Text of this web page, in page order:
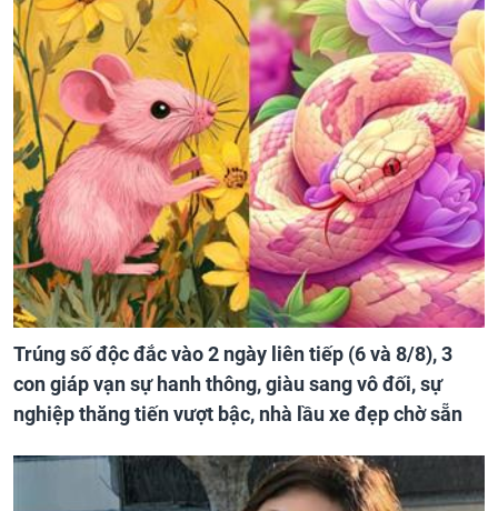
Trúng số độc đắc vào 2 ngày liên tiếp (6 và 8/8), 3
con giáp vạn sự hanh thông, giàu sang vô đối, sự
nghiệp thăng tiến vượt bậc, nhà lầu xe đẹp chờ sẵn